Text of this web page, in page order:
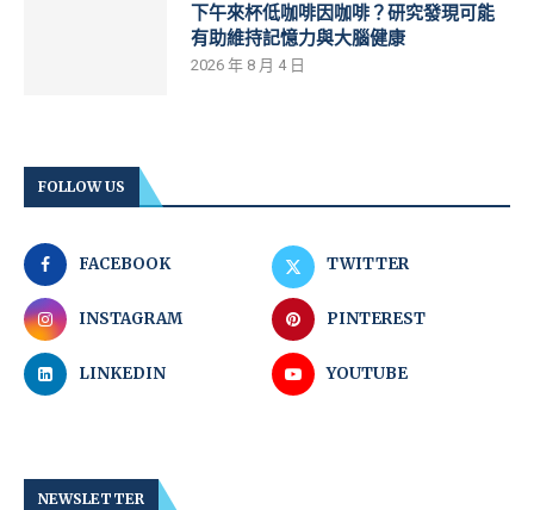
下午來杯低咖啡因咖啡？研究發現可能
有助維持記憶力與大腦健康
2026 年 8 月 4 日
FOLLOW US
FACEBOOK TWITTER
INSTAGRAM PINTEREST
LINKEDIN YOUTUBE
NEWSLETTER